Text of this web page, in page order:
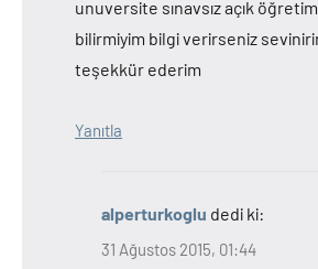
unuversite sınavsız açık
bilirmiyim bilgi verirseniz
teşekkür ederim
Yanıtla
alperturkoglu dedi ki:
31 Ağustos 2015, 01:44